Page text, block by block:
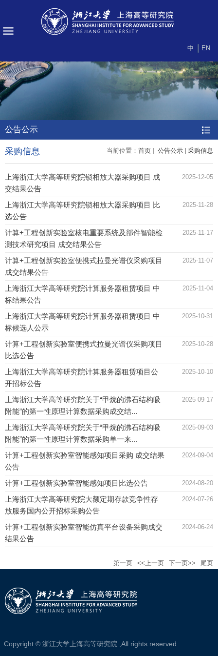
中 EN
公告公示
当前位置： 首页 公告公示 采购信息
采购信息
上海浙江大学高等研究院锁相放大器采购项目 成
交结果公告
2025-12-05
上海浙江大学高等研究院锁相放大器采购项目 比
选公告
2025-11-28
计算+工程创新实验室核电重要系统及部件智能检
测技术研究项目 成交结果公告
2025-11-17
计算+工程创新实验室便携式拉曼光谱仪采购项目
成交结果公告
2025-11-07
上海浙江大学高等研究院计算服务器租赁项目 中
标结果公告
2025-11-04
上海浙江大学高等研究院计算服务器租赁项目 中
标候选人公示
2025-10-31
计算+工程创新实验室便携式拉曼光谱仪采购项目
比选公告
2025-10-28
上海浙江大学高等研究院计算服务器租赁项目公
开招标公告
2025-10-10
上海浙江大学高等研究院关于“甲烷的沸石结构吸
附能”的第一性原理计算数据采购成交结...
2025-09-17
上海浙江大学高等研究院关于“甲烷的沸石结构吸
附能”的第一性原理计算数据采购单一来...
2025-09-03
计算+工程创新实验室智能感知项目采购 成交结果
公告
2024-09-04
计算+工程创新实验室智能感知项目比选公告 2024-08-20
上海浙江大学高等研究院大额定期存款竞争性存
放服务国内公开招标采购公告
2024-07-26
计算+工程创新实验室智能仿真平台设备采购成交
结果公告
2024-06-24
第一页 <<上一页 下一页>> 尾页
Copyright © 浙江大学上海高等研究院 ,All rights reserved